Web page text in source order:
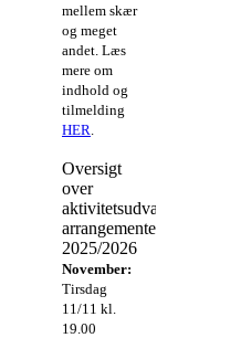
mellem skær
og meget
andet. Læs
mere om
indhold og
tilmelding
HER
Oversigt
over
aktivitetsudvalgets
arrangementer
2025/2026
November:
Tirsdag
11/11 kl.
19.00